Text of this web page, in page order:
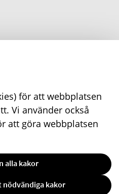
för att webbplatsen
Vi använder också
att göra webbplatsen
alla kakor
nödvändiga kakor
212000-1124
Anställd